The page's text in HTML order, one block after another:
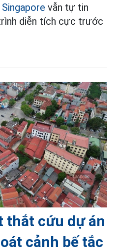
Singapore vẫn tự tin
diễn tích cực trước
thắt cứu dự án
cảnh bế tắc